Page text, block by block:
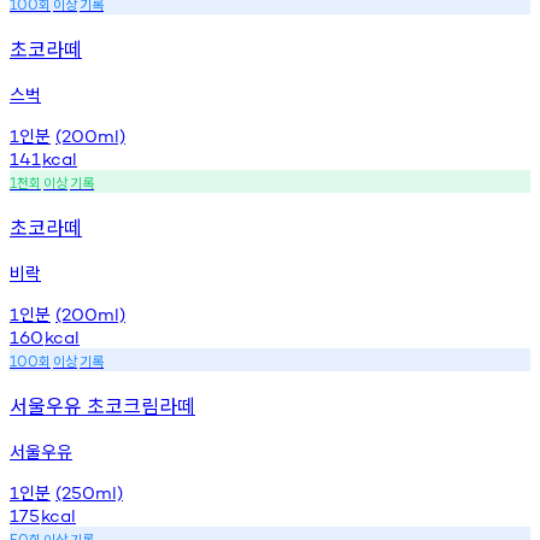
100
초코라떼
스벅
1 인분 (200ml)
141 kcal
1천회 이상기록
초코라떼
비락
1 인분 (200ml)
160kcal
100회 이상기록
서울우유 초코크림라떼
서울우유
1 인분 (250ml)
175kcal